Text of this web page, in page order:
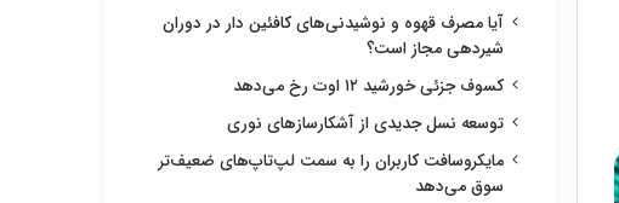
آیا مصرف قهوه و نوشیدنی‌های کافئین دار در دوران
شیردهی مجاز است؟
کسوف جزئی خورشید ۱۲ اوت رخ می‌دهد
توسعه نسل جدیدی از آشکارسازهای نوری
مایکروسافت کاربران را به سمت لپ‌تاپ‌های ضعیف‌تر
سوق می‌دهد